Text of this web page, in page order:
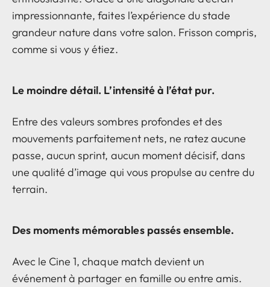
impressionnante, faites l’expérience du stade
grandeur nature dans votre salon. Frisson compris,
comme si vous y étiez.
Le moindre détail. L’intensité à l’état pur.
Entre des valeurs sombres profondes et des
mouvements parfaitement nets, ne ratez aucune
passe, aucun sprint, aucun moment décisif, dans
une qualité d’image qui vous propulse au centre du
terrain.
Des moments mémorables passés ensemble.
Avec le Cine 1, chaque match devient un
événement à partager en famille ou entre amis.